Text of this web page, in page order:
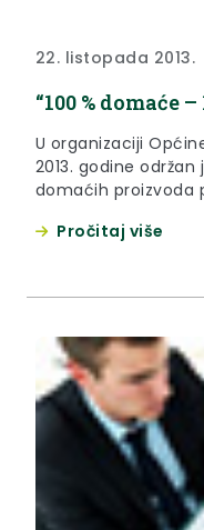
22. listopada 2013.
“100 % domaće –
U organizaciji
2013. godine
domaćih proizvoda pod
Zlatar Bistrici.
Pročitaj više